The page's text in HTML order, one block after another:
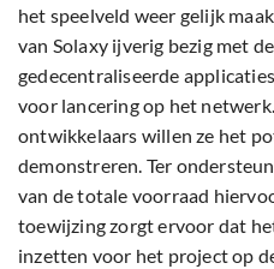
het speelveld weer gelijk
van Solaxy ijverig bezig met
gedecentraliseerde
voor lancering op het
ontwikkelaars willen ze het
demonstreren. Ter
van de totale voorraad
toewijzing zorgt ervoor dat
inzetten voor het project op